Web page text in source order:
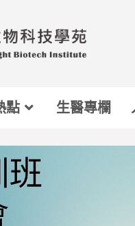
點 生醫專欄